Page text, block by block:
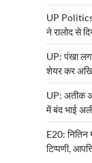
UP Politics:
ने रालोद से
UP: पंखा
शेयर कर
UP: अतीक
में बंद भाई
E20: नितिन
टिप्पणी,